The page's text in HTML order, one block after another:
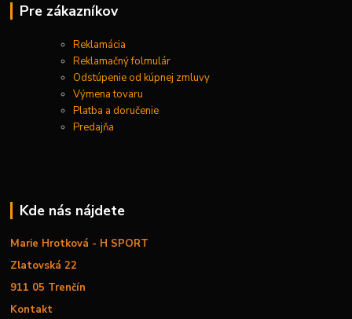
Pre zákazníkov
Reklamácia
Reklamačný folmulár
Odstúpenie od kúpnej zmluvy
Výmena tovaru
Platba a doručenie
Predajňa
Kde nás nájdete
Marie Hrotková - H SPORT
Zlatovská 22
911 05 Trenčín
Kontakt